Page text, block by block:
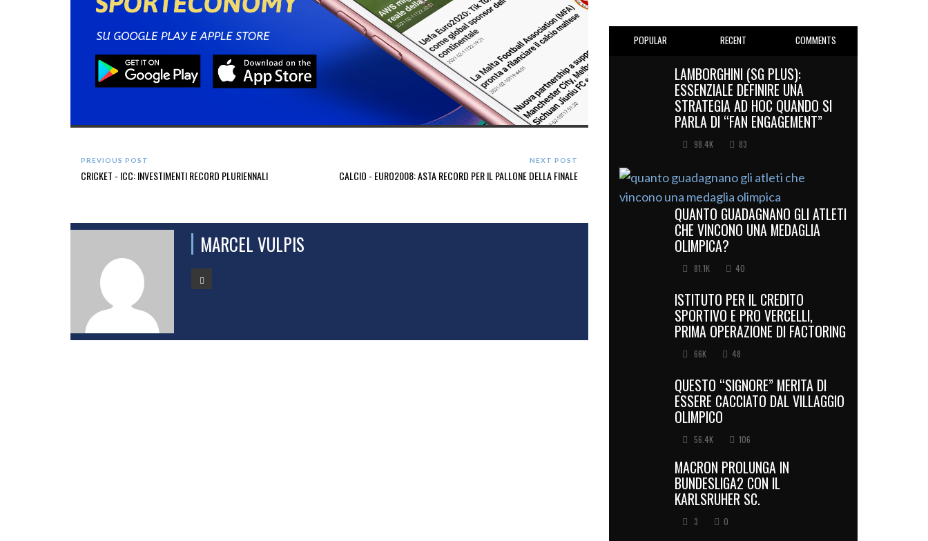
PREVIOUS POST
CRICKET - ICC: INVESTIMENTI RECORD PLURIENNALI
NEXT POST
CALCIO - EURO2008: ASTA RECORD PER IL PALLONE DELLA FINALE
MARCEL VULPIS
POPULAR RECENT COMMENTS
LAMBORGHINI (SG PLUS):
ESSENZIALE DEFINIRE UNA
STRATEGIA AD HOC QUANDO SI
PARLA DI “FAN ENGAGEMENT”
98.4K 83
QUANTO GUADAGNANO GLI ATLETI
CHE VINCONO UNA MEDAGLIA
OLIMPICA?
81.1K 40
ISTITUTO PER IL CREDITO
SPORTIVO E PRO VERCELLI,
PRIMA OPERAZIONE DI FACTORING
66K 48
QUESTO “SIGNORE” MERITA DI
ESSERE CACCIATO DAL VILLAGGIO
OLIMPICO
56.4K 106
MACRON PROLUNGA IN
BUNDESLIGA2 CON IL
KARLSRUHER SC.
3 0